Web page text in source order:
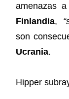
amenazas a
Finlandia,
son
Ucrania.
Hipper